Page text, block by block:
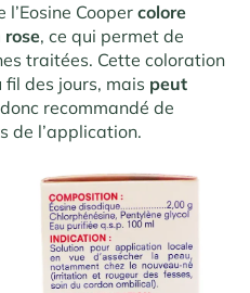
Cooper colore
, ce qui permet de
traitées. Cette coloration
fil des jours, mais peut
recommandé de
de l’application.